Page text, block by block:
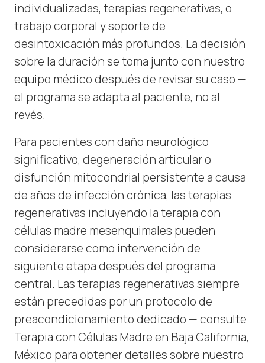
individualizadas, terapias regenerativas, o
trabajo corporal y soporte de
desintoxicación más profundos. La decisión
sobre la duración se toma junto con nuestro
equipo médico después de revisar su caso —
el programa se adapta al paciente, no al
revés.
Para pacientes con daño neurológico
significativo, degeneración articular o
disfunción mitocondrial persistente a causa
de años de infección crónica, las terapias
regenerativas incluyendo la terapia con
células madre mesenquimales pueden
considerarse como intervención de
siguiente etapa después del programa
central. Las terapias regenerativas siempre
están precedidas por un protocolo de
preacondicionamiento dedicado — consulte
Terapia con Células Madre en Baja California,
México para obtener detalles sobre nuestro